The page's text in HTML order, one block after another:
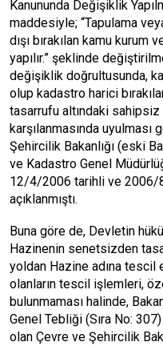
Kanununda Değişiklik
maddesiyle; “Tapulama
dışı bırakılan kamu
yapılır.” şeklinde
değişiklik doğrultusunda,
olup kadastro harici
tasarrufu altındaki
karşılanmasında uyulması
Şehircilik Bakanlığı (eski
ve Kadastro Genel
12/4/2006 tarihli ve 2006/
açıklanmıştı.
Buna göre de, Devletin
Hazinenin senetsizden
yoldan Hazine adına tescil
olanların tescil işlemleri,
bulunmaması halinde,
Genel Tebliği (Sıra No:
olan Çevre ve Şehircilik